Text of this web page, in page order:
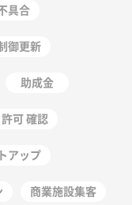
具合
御更新
助成金
可 確認
アップ
商業施設集客